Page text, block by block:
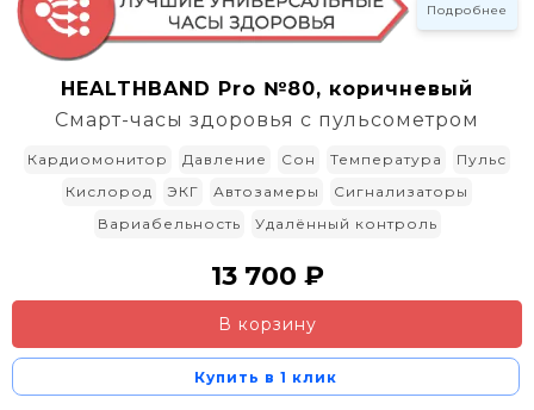
Подробнее
HEALTHBAND Pro №80, коричневый
Смарт-часы здоровья с пульсометром
Кардиомонитор Давление Сон Температура
Пульс
Кислород
ЭКГ Автозамеры
Сигнализаторы
Вариабельность
Удалённый контроль
13 700 ₽
В корзину
Купить в 1 клик